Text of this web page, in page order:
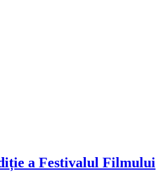
a Festivalul Filmului